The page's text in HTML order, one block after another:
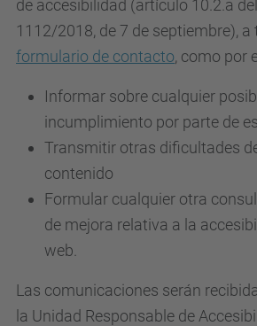
de accesibilidad (artículo 10.2.a
1112/2018, de 7 de septiembre), a
formulario de contacto, como por
Informar sobre cualquier
incumplimiento por parte de
Transmitir otras dificultades
contenido
Formular cualquier otra
de mejora relativa a la
web.
Las comunicaciones serán
la Unidad Responsable de